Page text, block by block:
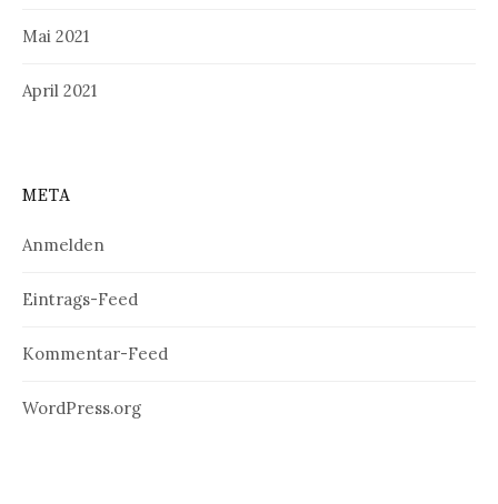
Mai 2021
April 2021
META
Anmelden
Eintrags-Feed
Kommentar-Feed
WordPress.org